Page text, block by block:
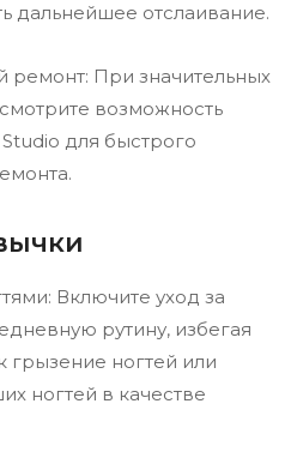
дальнейшее отслаивание.
При значительных
возможность
для быстрого
Включите уход за
рутину, избегая
грызение ногтей или
ногтей в качестве